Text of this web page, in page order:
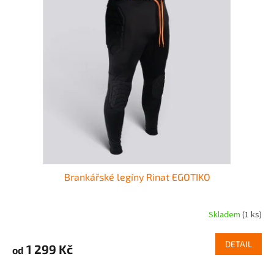
Brankářské legíny Rinat EGOTIKO
Skladem (1 ks)
od 1 299 Kč DETAIL